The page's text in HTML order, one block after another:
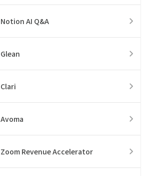
Notion AI Q&A
Glean
Clari
Avoma
Zoom Revenue Accelerator